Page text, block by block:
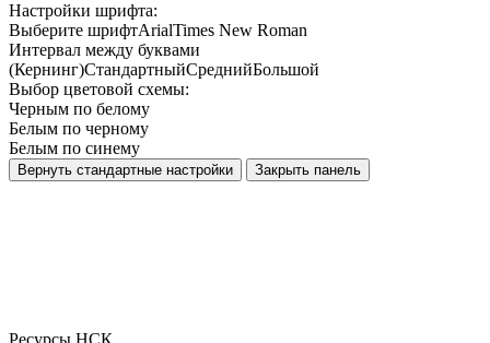
Настройки шрифта:
Выберите шрифтArialTimes New Roman
Интервал между буквами
(Кернинг)СтандартныйСреднийБольшой
Выбор цветовой схемы:
Черным по белому
Белым по черному
Белым по синему
Вернуть стандартные настройки Закрыть панель
Ресурсы НСК